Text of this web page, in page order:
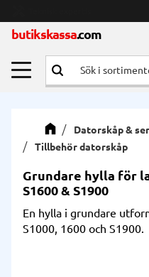
Meny
butikskassa.com
Datorskåp &
Tillbehör datorskåp
Grundare hylla för
S1600 & S1900
En hylla i grundare
S1000, 1600 och S1900.